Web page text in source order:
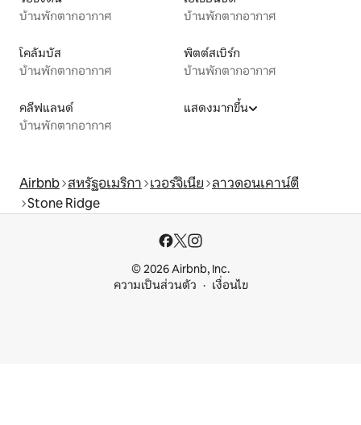
บ้านพักตากอากาศ
บ้านพักตากอากาศ
โคลัมบัส
บ้านพักตากอากาศ
พิตต์สเบิร์ก
บ้านพักตากอากาศ
คลีฟแลนด์
บ้านพักตากอากาศ
แสดงมากขึ้น
Airbnb สหรัฐอเมริกา เวอร์จิเนีย ลาวดอนเคาน์ตี
Stone Ridge
© 2026 Airbnb, Inc.
ความเป็นส่วนตัว
เงื่อนไข